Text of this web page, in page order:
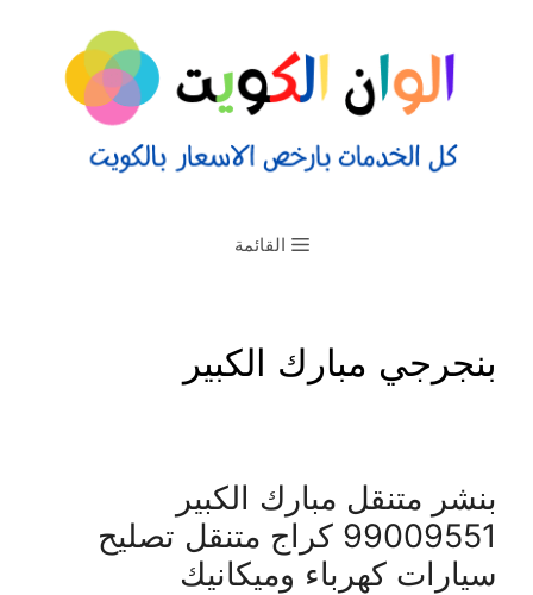
القائمة
بنجرجي مبارك الكبير
بنشر متنقل مبارك الكبير
99009551‬ كراج متنقل تصليح
سيارات كهرباء وميكانيك